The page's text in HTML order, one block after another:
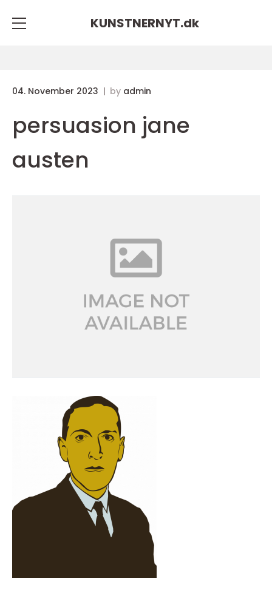
KUNSTNERNYT.dk
04. November 2023 by admin
persuasion jane
austen